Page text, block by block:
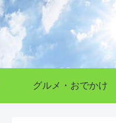
グルメ・おでかけ